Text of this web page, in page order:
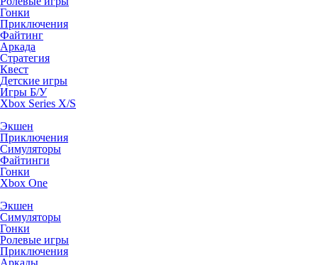
Гонки
Приключения
Файтинг
Аркада
Стратегия
Квест
Детские игры
Игры Б/У
Xbox Series X/S
Экшен
Приключения
Симуляторы
Файтинги
Гонки
Xbox One
Экшен
Симуляторы
Гонки
Ролевые игры
Приключения
Аркады